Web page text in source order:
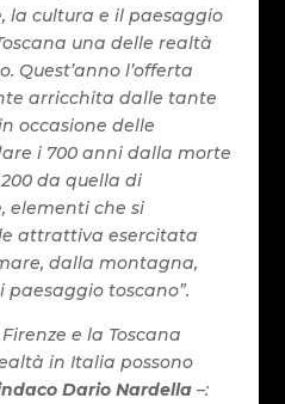
la cultura e il paesaggio
una delle realtà
Quest’anno l’offerta
arricchita dalle tante
occasione delle
i 700 anni dalla morte
da quella di
elementi che si
attrattiva esercitata
dalla montagna,
toscano”.
e la Toscana
in Italia possono
Dario Nardella–: